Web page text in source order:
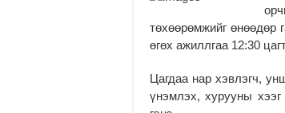
төхөөрөмжийг өнөөдөр
өгөх ажиллгаа 12:30
Цагдаа нар хэвлэгч,
үнэмлэх, хурууны